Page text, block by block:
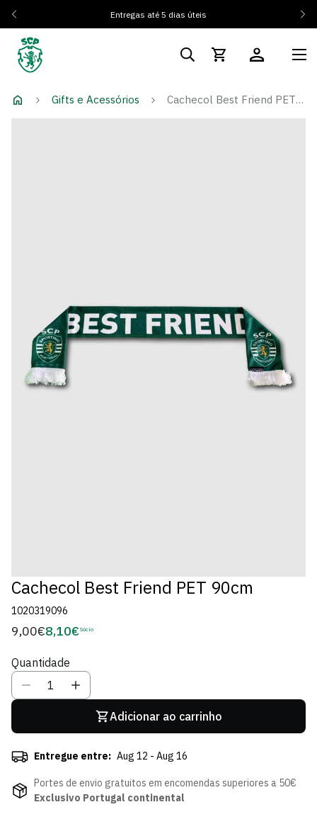
Entregas até 5 dias úteis
Gifts e Acessórios Cachecol Best Friend PET 90cm
Cachecol Best Friend PET 90cm
1020319096
Preço
9,00€Preço
Sócio
8,10€ Sócio
Quantidade
Adicionar ao carrinho
Entregue entre: Aug 12 - Aug 16
Portes de envio gratuitos em encomendas superiores a 50€
Exclusivo Portugal continental